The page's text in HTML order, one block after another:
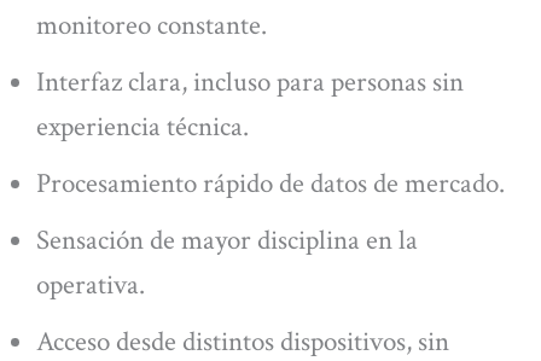
monitoreo constante.
Interfaz clara, incluso para personas sin
experiencia técnica.
Procesamiento rápido de datos de mercado.
Sensación de mayor disciplina en la
operativa.
Acceso desde distintos dispositivos, sin